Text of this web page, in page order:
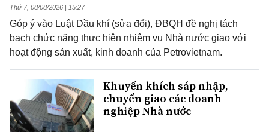
Thứ 7, 08/08/2026 | 15:27
Góp ý vào Luật Dầu khí (sửa đổi), ĐBQH đề nghị tách
bạch chức năng thực hiện nhiệm vụ Nhà nước giao với
hoạt động sản xuất, kinh doanh của Petrovietnam.
Khuyến khích sáp nhập,
chuyển giao các doanh
nghiệp Nhà nước